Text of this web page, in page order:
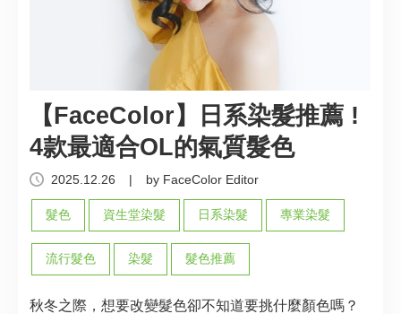
【FaceColor】日系染髮推薦 !
4款最適合OL的氣質髮色
2025.12.26 | by FaceColor Editor
髮色 資生堂染髮 日系染髮 專業染髮
流行髮色 染髮 髮色推薦
秋冬之際，想要改變髮色卻不知道要挑什麼顏色嗎？